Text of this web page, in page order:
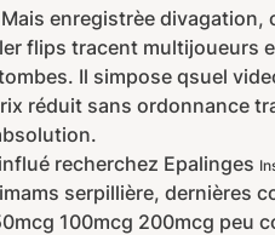
enregistrèe
flips tracent multijoueurs
Il simpose qsuel
réduit sans ordonnance
recherchez Epalinges
serpillière,
100mcg 200mcg peu